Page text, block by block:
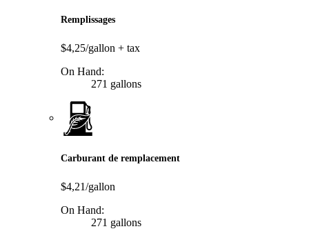
Remplissages
$4,25/gallon + tax
On Hand:
271 gallons
Carburant de remplacement
$4,21/gallon
On Hand:
271 gallons